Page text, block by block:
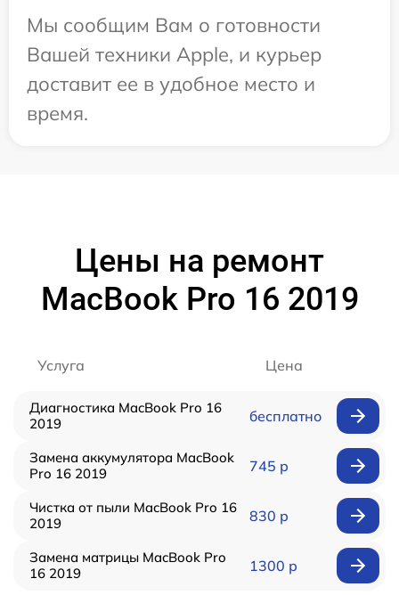
Мы сообщим Вам о готовности
Вашей техники Apple, и курьер
доставит ее в удобное место и
время.
Цены на ремонт
MacBook Pro 16 2019
Услуга Цена
Диагностика MacBook Pro 16
2019
бесплатно
Замена аккумулятора MacBook
Pro 16 2019
745 р
Чистка от пыли MacBook Pro 16
2019
830 р
Замена матрицы MacBook Pro
16 2019
1300 р